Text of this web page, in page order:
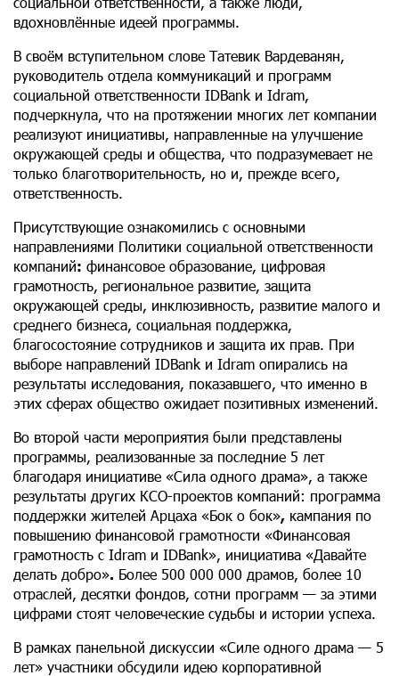
вдохновлённые идеей программы.
В своём вступительном слове Татевик Вардеванян,
руководитель отдела коммуникаций и программ
социальной ответственности IDBank и Idram,
подчеркнула, что на протяжении многих лет компании
реализуют инициативы, направленные на улучшение
окружающей среды и общества, что подразумевает не
только благотворительность, но и, прежде всего,
ответственность.
Присутствующие ознакомились с основными
направлениями Политики социальной ответственности
компаний: финансовое образование, цифровая
грамотность, региональное развитие, защита
окружающей среды, инклюзивность, развитие малого и
среднего бизнеса, социальная поддержка,
благосостояние сотрудников и защита их прав. При
выборе направлений IDBank и Idram опирались на
результаты исследования, показавшего, что именно в
этих сферах общество ожидает позитивных изменений.
Во второй части мероприятия были представлены
программы, реализованные за последние 5 лет
благодаря инициативе «Сила одного драма», а также
результаты других КСО-проектов компаний: программа
поддержки жителей Арцаха «Бок о бок», кампания по
повышению финансовой грамотности «Финансовая
грамотность с Idram и IDBank», инициатива «Давайте
делать добро». Более 500 000 000 драмов, более 10
отраслей, десятки фондов, сотни программ — за этими
цифрами стоят человеческие судьбы и истории успеха.
В рамках панельной дискуссии «Силе одного драма — 5
лет» участники обсудили идею корпоративной